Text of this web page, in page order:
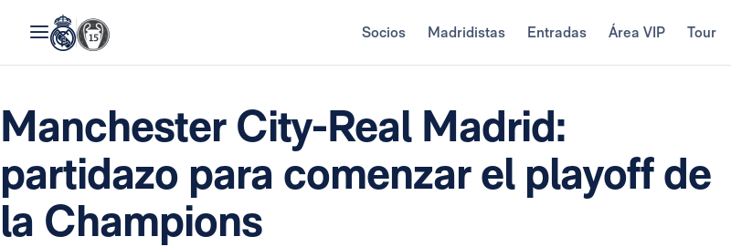
Socios Madridistas Entradas Área VIP Tour
Manchester City-Real Madrid:
partidazo para comenzar el playoff de
la Champions